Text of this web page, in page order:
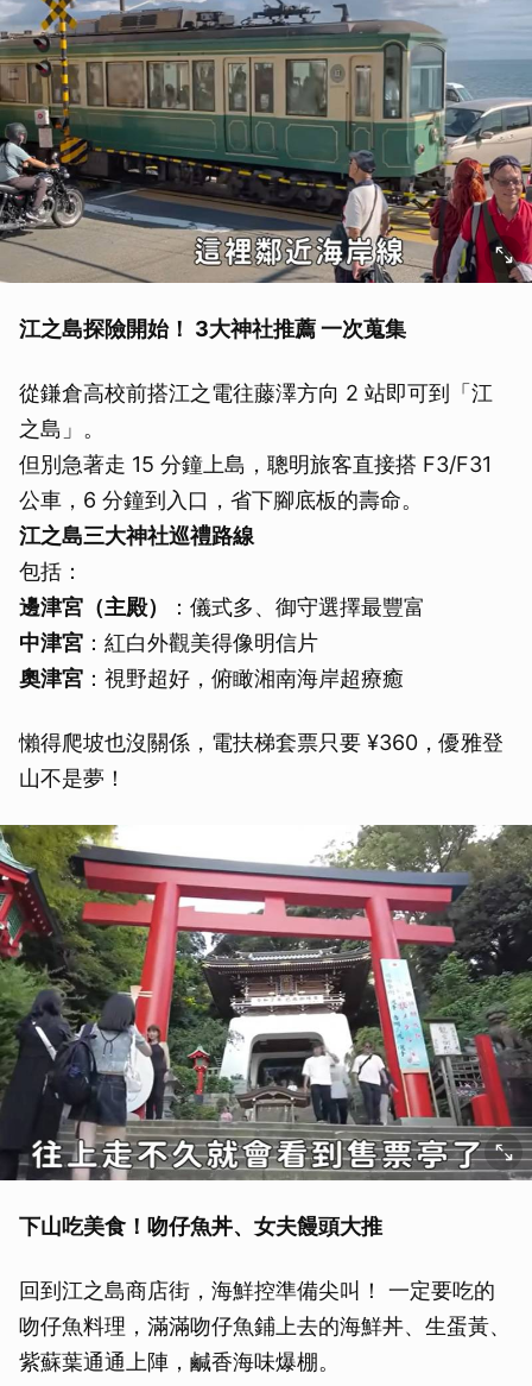
江之島探險開始！ 3大神社推薦 一次蒐集
從鎌倉高校前搭江之電往藤澤方向 2 站即可到「江
之島」。
但別急著走 15 分鐘上島，聰明旅客直接搭 F3/F31
公車，6 分鐘到入口，省下腳底板的壽命。
江之島三大神社巡禮路線
包括：
邊津宮（主殿）
：儀式多、御守選擇最豐富
中津宮 ：紅白外觀美得像明信片
奧津宮 ：視野超好，俯瞰湘南海岸超療癒
懶得爬坡也沒關係，電扶梯套票只要 ¥360，優雅登
山不是夢！
下山吃美食！吻仔魚丼、女夫饅頭大推
回到江之島商店街，海鮮控準備尖叫！ 一定要吃的
吻仔魚料理，滿滿吻仔魚鋪上去的海鮮丼、生蛋黃、
紫蘇葉通通上陣，鹹香海味爆棚。